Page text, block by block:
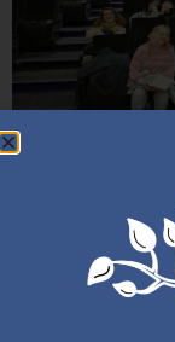
La filière
Visuel (MV) du
élèves capables
espaces visuels
valorisent un
maîtriser la